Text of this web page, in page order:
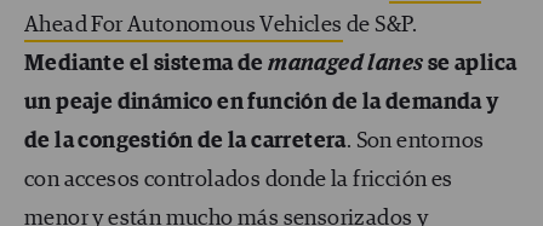
Ahead For Autonomous Vehicles de S&P.
Mediante el sistema demanaged lanes se aplica
un peaje dinámico en función de la demanda y
de la congestión de la carretera. Son entornos
con accesos controlados donde la fricción es
menor y están mucho más sensorizados y